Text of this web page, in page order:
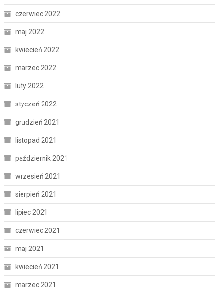
czerwiec 2022
maj 2022
kwiecień 2022
marzec 2022
luty 2022
styczeń 2022
grudzień 2021
listopad 2021
październik 2021
wrzesień 2021
sierpień 2021
lipiec 2021
czerwiec 2021
maj 2021
kwiecień 2021
marzec 2021